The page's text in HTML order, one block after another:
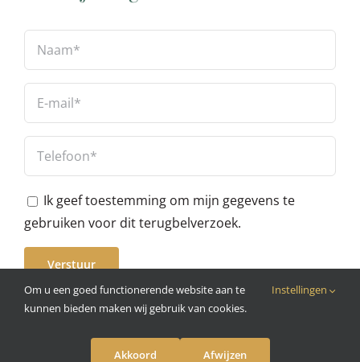
Ik geef toestemming om mijn gegevens te
gebruiken voor dit terugbelverzoek.
2026 | All Rights Reserved - B&B Suite No.3 |
Om u een goed functionerende website aan te
kunnen bieden maken wij gebruik van cookies.
Instellingen
Akkoord Afwijzen